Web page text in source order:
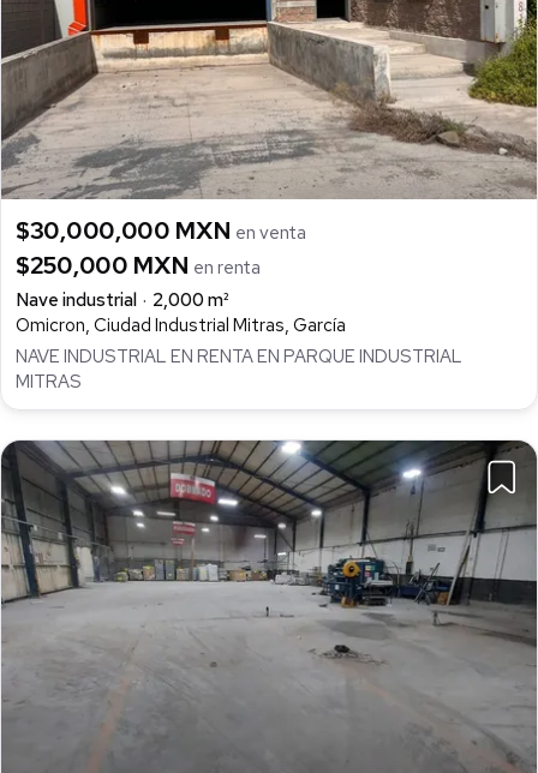
$30,000,000 MXN en venta
$250,000 MXN en renta
Nave industrial
2,000 m²
Omicron, Ciudad Industrial Mitras, García
NAVE INDUSTRIAL EN RENTA EN PARQUE INDUSTRIAL
MITRAS